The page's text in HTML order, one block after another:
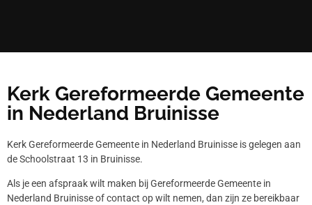
Kerk Gereformeerde Gemeente
in Nederland Bruinisse
Kerk Gereformeerde Gemeente in Nederland Bruinisse is gelegen aan
de Schoolstraat 13 in Bruinisse.
Als je een afspraak wilt maken bij Gereformeerde Gemeente in
Nederland Bruinisse of contact op wilt nemen, dan zijn ze bereikbaar